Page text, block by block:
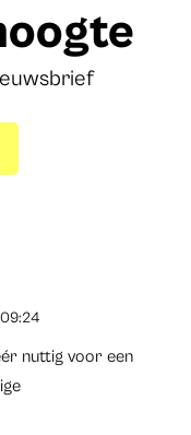
nuttig voor een